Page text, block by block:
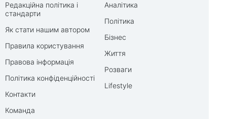
Редакційна політика і
стандарти
Як стати нашим автором
Правила користування
Правова інформація
Політика конфіденційності
Контакти
Команда
Аналітика
Політика
Бізнес
Життя
Розваги
Lifestyle